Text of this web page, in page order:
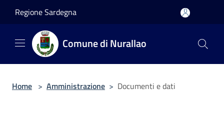
Regione Sardegna
Comune di Nurallao
Home > Amministrazione > Documenti e dati